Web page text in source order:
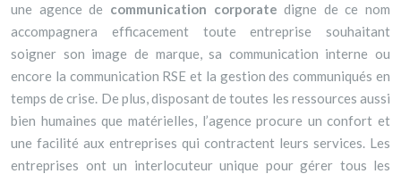
une agence de communication corporate digne de ce nom
accompagnera efficacement toute entreprise souhaitant
soigner son image de marque, sa communication interne ou
encore la communication RSE et la gestion des communiqués en
temps de crise. De plus, disposant de toutes les ressources aussi
bien humaines que matérielles, l’agence procure un confort et
une facilité aux entreprises qui contractent leurs services. Les
entreprises ont un interlocuteur unique pour gérer tous les